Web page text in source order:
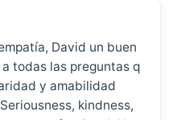
David un buen
todas las preguntas q
y amabilidad
kindness,